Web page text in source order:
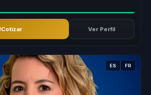
Cotizar Ver Perfil
ES FR